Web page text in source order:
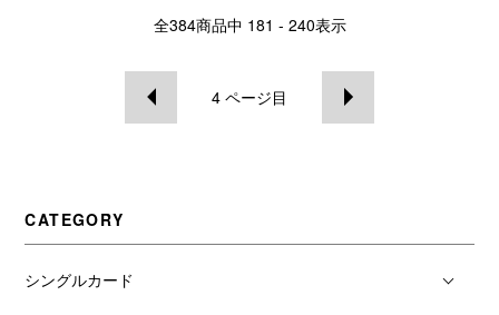
全384商品中 181 - 240表示
4 ページ目
CATEGORY
シングルカード